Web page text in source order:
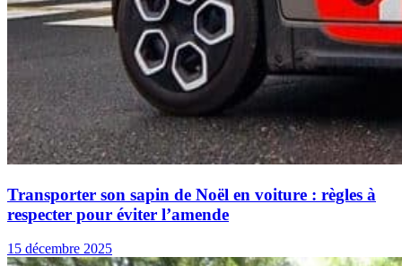
Transporter son sapin de Noël en voiture : règles à
respecter pour éviter l’amende
15 décembre 2025